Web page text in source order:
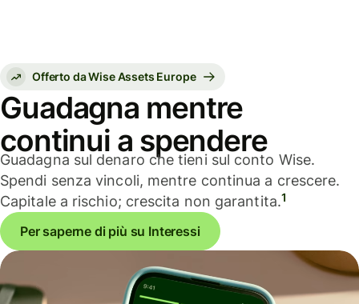
Offerto da Wise Assets Europe
Guadagna mentre
continui a spendere
Guadagna sul denaro che tieni sul conto Wise.
Spendi senza vincoli, mentre continua a crescere.
Capitale a rischio; crescita non garantita.1
Per saperne di più su Interessi